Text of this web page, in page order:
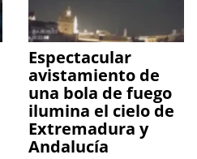
Espectacular
avistamiento de
una bola de fuego
ilumina el cielo de
Extremadura y
Andalucía